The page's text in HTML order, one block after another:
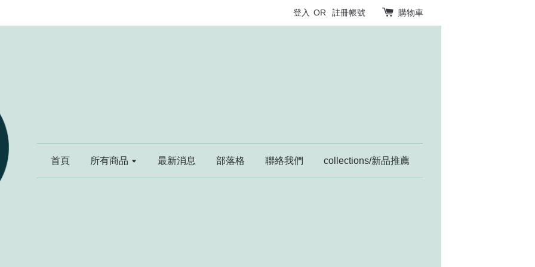
登入 OR 註冊帳號 購物車
首頁 所有商品 最新消息 部落格 聯絡我們 collections/新品推薦